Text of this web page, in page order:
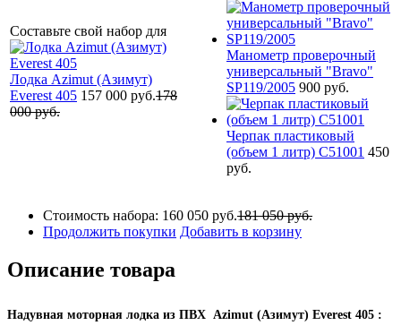
Составьте свой набор для
Лодка Azimut (Азимут)
Everest 405 157 000 руб.178
000 руб.
Манометр проверочный
универсальный "Bravo"
SP119/2005 900 руб.
Черпак пластиковый
(объем 1 литр) С51001 450
руб.
Стоимость набора: 160 050 руб.181 050 руб.
Продолжить покупки Добавить в корзину
Описание товара
Надувная моторная лодка из ПВХ Azimut (Азимут) Everest 405 :